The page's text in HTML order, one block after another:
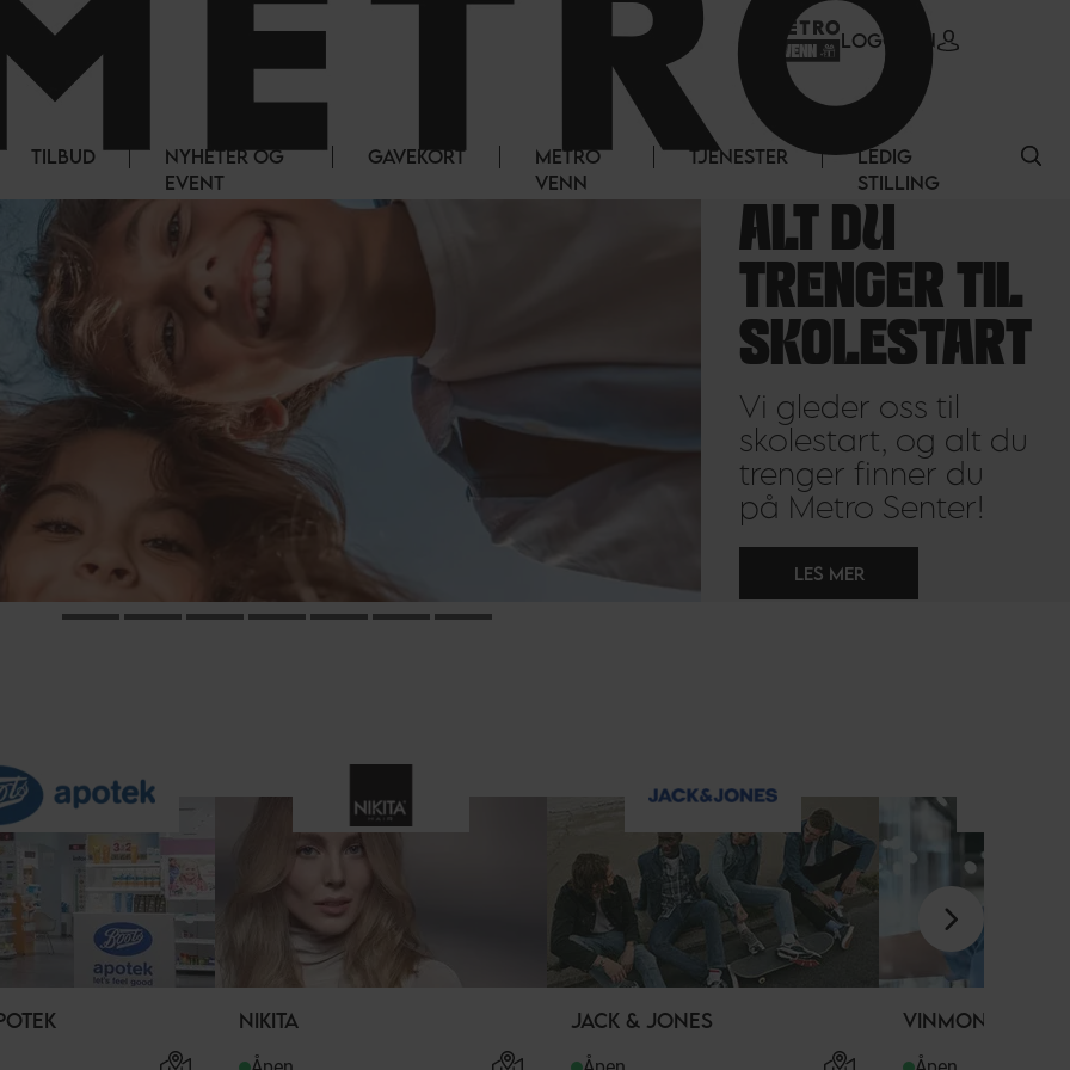
LOGG INN
TILBUD
NYHETER OG
EVENT
GAVEKORT
METRO
VENN
TJENESTER
LEDIG
STILLING
KHALLES
CORNER
HAR
ÅPNET
PÅ
METRO
SENTER
Smak,
stemning og
kvalitet samlet
på ett sted.
NIKITA JACK & JONES VINMONOPOLET